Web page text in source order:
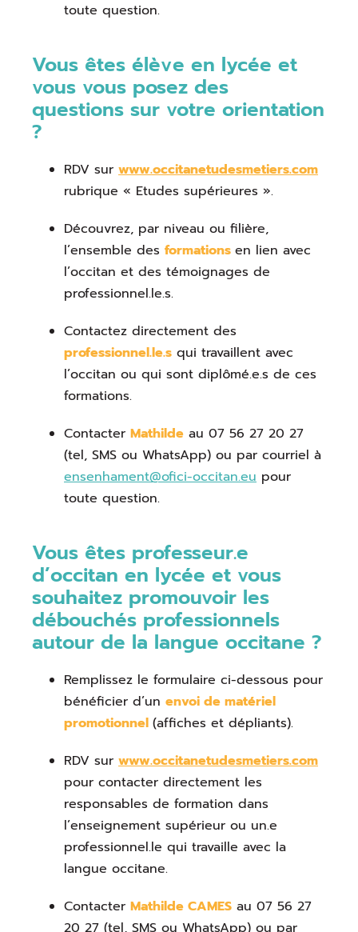
toute question.
Vous êtes élève en lycée et
vous vous posez des
questions sur votre orientation
?
RDV sur www.occitanetudesmetiers.com
rubrique « Etudes supérieures ».
Découvrez, par niveau ou filière,
l’ensemble des formations en lien avec
l’occitan et des témoignages de
professionnel.le.s.
Contactez directement des
professionnel.le.s qui travaillent avec
l’occitan ou qui sont diplômé.e.s de ces
formations.
Contacter Mathilde au 07 56 27 20 27
(tel, SMS ou WhatsApp) ou par courriel à
ensenhament@ofici-occitan.eu pour
toute question.
Vous êtes professeur.e
d’occitan en lycée et vous
souhaitez promouvoir les
débouchés professionnels
autour de la langue occitane ?
Remplissez le formulaire ci-dessous pour
bénéficier d’un envoi de matériel
promotionnel (affiches et dépliants).
RDV sur www.occitanetudesmetiers.com
pour contacter directement les
responsables de formation dans
l’enseignement supérieur ou un.e
professionnel.le qui travaille avec la
langue occitane.
Contacter Mathilde CAMES au 07 56 27